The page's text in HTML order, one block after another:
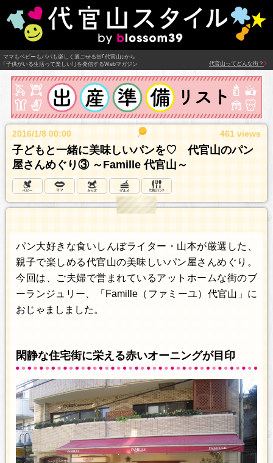
ママもベビーもパパも楽しく過ごせる街｢代官山｣から
｢子供がいる生活って楽しい!｣を発信するWebマガジン
代官山ってどんな街？
2016/1/8 00:00 461 views
子どもと一緒に美味しいパンを♡ 代官山のパン
屋さんめぐり③ ～Famille 代官山～
パン大好きな食いしんぼライター・山本が厳選した、
親子で楽しめる代官山の美味しいパン屋さんめぐり。
今回は、ご夫婦で営まれているアットホームな街のブ
ーランジュリー、「Famille（ファミーユ）代官山」に
おじゃましました。
閑静な住宅街に栄える赤いオーニングが目印